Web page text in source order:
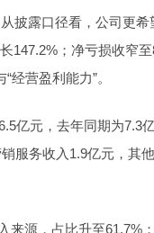
披露口径看，公司更
147.2%；净亏损收窄
经营盈利能力”。
亿元，去年同期为7.3
服务收入1.9亿元，其
来源，占比升至61.7%